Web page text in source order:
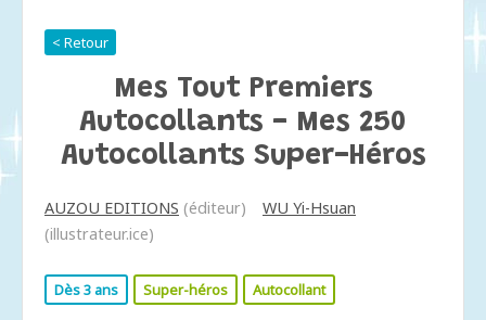
< Retour
Mes Tout Premiers
Autocollants - Mes 250
Autocollants Super-Héros
AUZOU EDITIONS (éditeur)
WU Yi-Hsuan
(illustrateur.ice)
Dès 3 ans Super-héros Autocollant